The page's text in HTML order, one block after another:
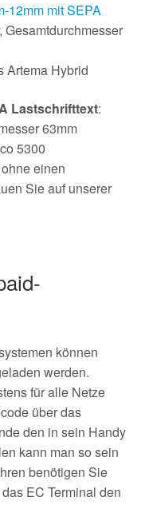
12mm mit SEPA
Gesamtdurchmesser
Artema Hybrid
Lastschrifttext:
63mm
5300
einen
Sie auf unserer
können
werden.
für alle Netze
über das
den in sein Handy
kann man so sein
benötigen Sie
EC Terminal den